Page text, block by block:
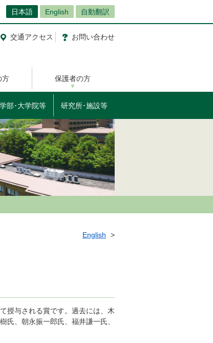
日本語 English 自動翻訳
交通アクセス お問い合わせ
方 保護者の方
学部･大学院等 研究所･施設等
English
授与される賞です。過去には、木
氏、朝永振一郎氏、福井謙一氏、